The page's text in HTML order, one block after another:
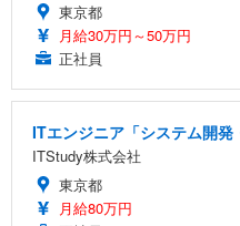
東京都
月給30万円～50万円
正社員
ITエンジニア「システム開
ITStudy株式会社
東京都
月給80万円